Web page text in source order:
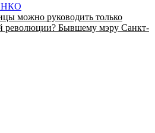
можно руководить только
революции? Бывшему мэру Санкт-